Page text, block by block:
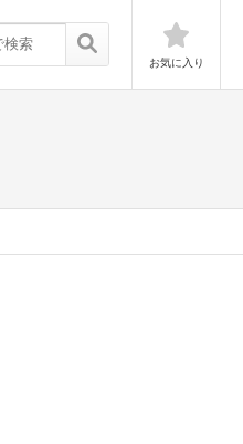
お気に入り